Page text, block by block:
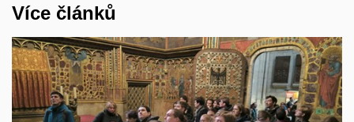
Více článků